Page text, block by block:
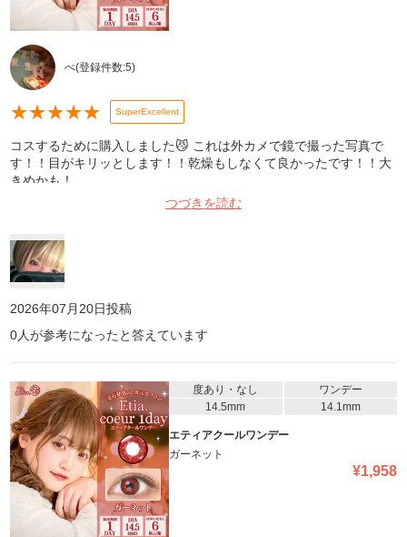
ぺ(登録件数:5)
★★★★★ SuperExcellent
コスするために購入しました😼 これは外カメで鏡で撮った写真で
す！！目がキリッとします！！乾燥もしなくて良かったです！！大
きめかも！
つづきを読む
2026年07月20日投稿
0人が参考になったと答えています
度あり・なし
ワンデー
14.5mm
14.1mm
エティアクールワンデー
ガーネット
¥1,958